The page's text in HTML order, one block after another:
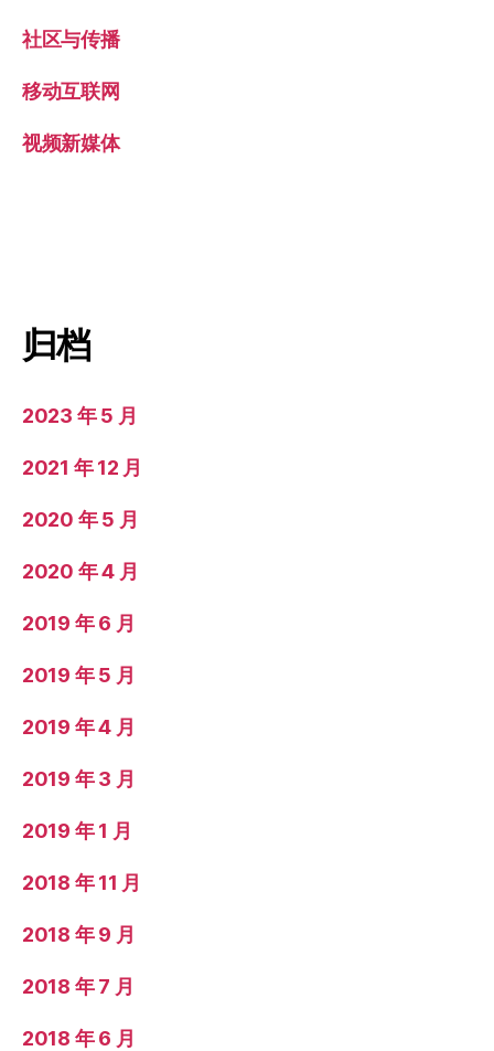
社区与传播
移动互联网
视频新媒体
归档
2023 年 5 月
2021 年 12 月
2020 年 5 月
2020 年 4 月
2019 年 6 月
2019 年 5 月
2019 年 4 月
2019 年 3 月
2019 年 1 月
2018 年 11 月
2018 年 9 月
2018 年 7 月
2018 年 6 月